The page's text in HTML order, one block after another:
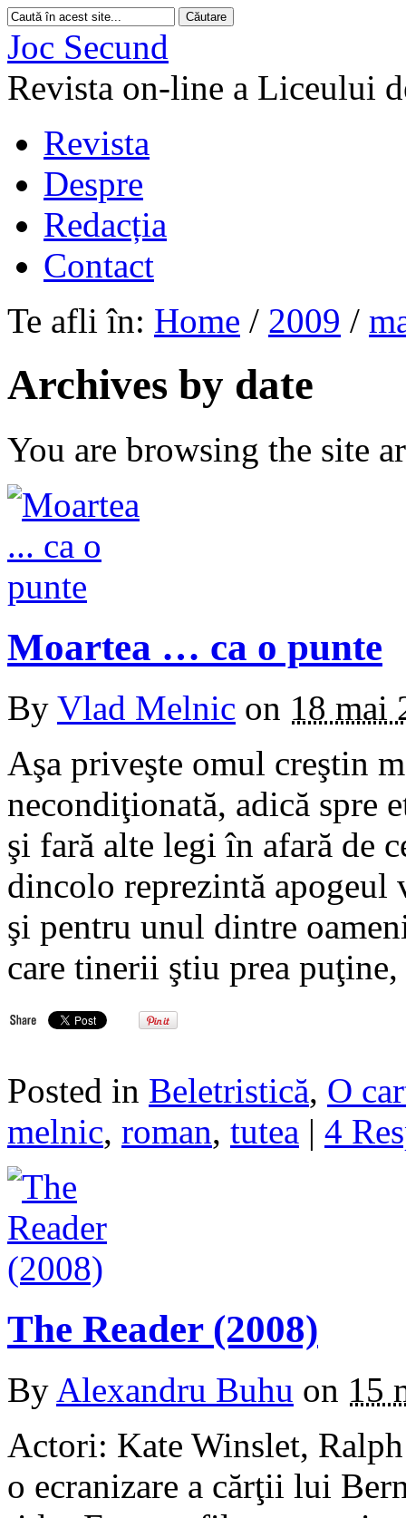
Joc Secund
Revista on-line a Liceului
Revista
Despre
Redacția
Contact
Te afli în: Home / 2009 /
Archives by date
You are browsing the site
Moartea … ca o punte
By Vlad Melnic on 18 mai
Aşa priveşte omul creştin
necondiţionată, adică spre
şi fară alte legi în afară de
dincolo reprezintă
şi pentru unul dintre
care tinerii ştiu prea
Posted in Beletristică, O
melnic, roman, tutea | 4
The Reader (2008)
By Alexandru Buhu on 15
Actori: Kate Winslet,
o ecranizare a cărţii lui